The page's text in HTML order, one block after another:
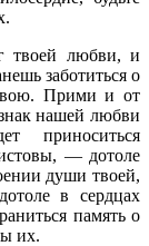
твоей любви, и
заботиться о
Прими и от
нашей любви
приноситься
— дотоле
души твоей,
в сердцах
память о
их.